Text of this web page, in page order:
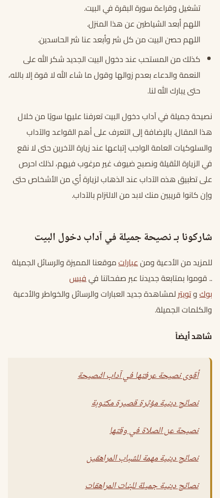
تشغيل وقراءة سورة البقرة في البيت.
اللهم أبعد الشياطين عن هذا المنزل.
اللهم حصن البيت من كل شر وأبعد عنا شر الحاسدين.
كذلك من المستحب عند دخول البيت الجديد شكر الله على
النعمة والدعاء بعدم زوالها وقول ما شاء الله لا قوة إلا بالله،
حتى يبارك الله لنا.
نصيحة جميلة في آداب دخول البيت تعرفنا عليها سويًا من خلال
هذا المقال. بالإضافة إلى التعرف على أهم القواعد والآداب
والسلوكيات العامة الواجب إتباعها عند زيارة الآخرين حتى لا نقع
في الزيارة الثقيلة ونصبح ضيوف غير مرغوب فيهم، لذلك احرص
على تطبيق هذه الآداب عند الذهاب لزيارة أي من الأشخاص حتى
وإن كانوا قريبين منك لابد من الالتزام بالآداب.
شاركونا بـ نصيحة جميلة في آداب دخول البيت
للمزيد من الأدعية ومنعباراتموقعنا المميزة والرسائل الجميلة
.. قوموا بمتابعة جديدنا عبر صفحاتنا فيفيس
بوكوتويترلمشاهدة جديد العبارات والرسائل والخواطر والأدعية
والكلمات الجميلة.
شاهد أيضاً
أقوى نصيحة عرفتها في آداب النصيحة
نصائح دينية مؤثرة قصيرة مكتوبة
نصيحة عن الصلاة في وقتها
نصائح دينية مهمة للشباب المراهقين
نصائح دينية جميلة للبنات المراهقات